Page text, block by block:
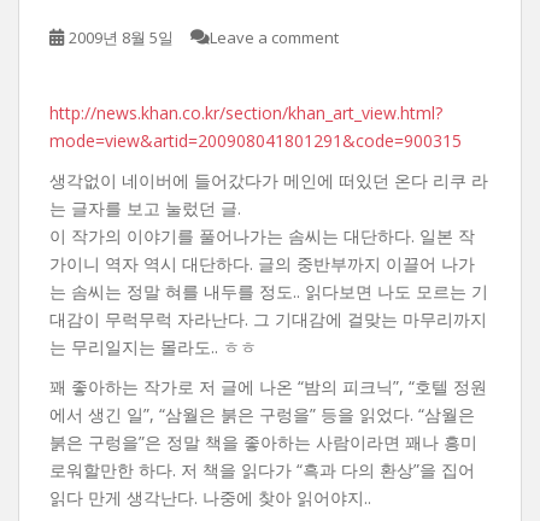
2009년 8월 5일 Leave a comment
http://news.khan.co.kr/section/khan_art_view.html?
mode=view&artid=200908041801291&code=900315
생각없이 네이버에 들어갔다가 메인에 떠있던 온다 리쿠 라
는 글자를 보고 눌렀던 글.
이 작가의 이야기를 풀어나가는 솜씨는 대단하다. 일본 작
가이니 역자 역시 대단하다. 글의 중반부까지 이끌어 나가
는 솜씨는 정말 혀를 내두를 정도.. 읽다보면 나도 모르는 기
대감이 무럭무럭 자라난다. 그 기대감에 걸맞는 마무리까지
는 무리일지는 몰라도.. ㅎㅎ
꽤 좋아하는 작가로 저 글에 나온 “밤의 피크닉”, “호텔 정원
에서 생긴 일”, “삼월은 붉은 구렁을” 등을 읽었다. “삼월은
붉은 구렁을”은 정말 책을 좋아하는 사람이라면 꽤나 흥미
로워할만한 하다. 저 책을 읽다가 “흑과 다의 환상”을 집어
읽다 만게 생각난다. 나중에 찾아 읽어야지..